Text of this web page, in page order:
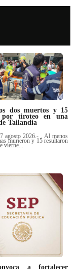
dos muertos y 15
por tiroteo en una
Tailandia
agosto 2026.- . Al menos
murieron y 15 resultaron
vierne...
a fortalecer